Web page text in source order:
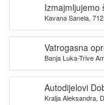
Izmajmljujemo
Kavana Sanela,
Vatrogasna
Banja Luka-Trive
Autodijelovi
Kralja Aleksandra,